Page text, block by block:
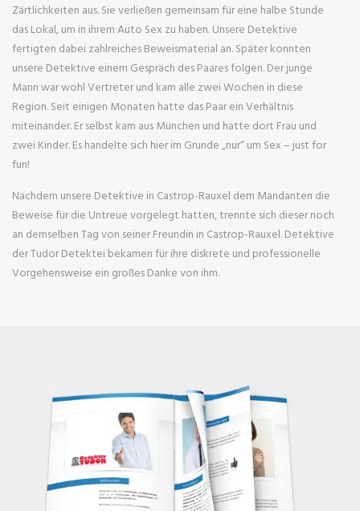
Zärtlichkeiten aus. Sie verließen gemeinsam für eine halbe Stunde
das Lokal, um in ihrem Auto Sex zu haben. Unsere Detektive
fertigten dabei zahlreiches Beweismaterial an. Später konnten
unsere Detektive einem Gespräch des Paares folgen. Der junge
Mann war wohl Vertreter und kam alle zwei Wochen in diese
Region. Seit einigen Monaten hatte das Paar ein Verhältnis
miteinander. Er selbst kam aus München und hatte dort Frau und
zwei Kinder. Es handelte sich hier im Grunde „nur“ um Sex – just for
fun!
Nachdem unsere Detektive in Castrop-Rauxel dem Mandanten die
Beweise für die Untreue vorgelegt hatten, trennte sich dieser noch
an demselben Tag von seiner Freundin in Castrop-Rauxel. Detektive
der Tudor Detektei bekamen für ihre diskrete und professionelle
Vorgehensweise ein großes Danke von ihm.